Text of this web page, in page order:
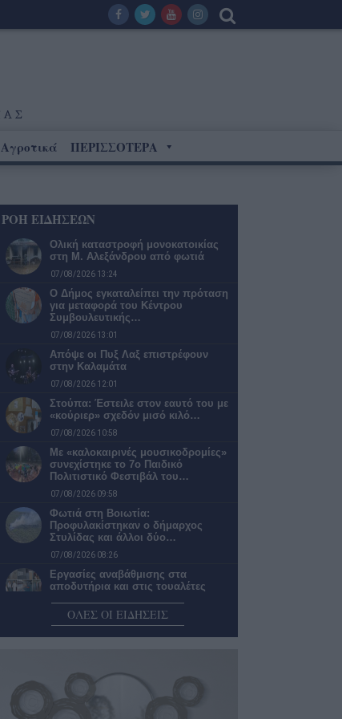
Αγροτικά ΠΕΡΙΣΣΟΤΕΡΑ
ΡΟΗ ΕΙΔΗΣΕΩΝ
Ολική καταστροφή μονοκατοικίας
στη Μ. Αλεξάνδρου από φωτιά
07/08/2026 13:24
Ο Δήμος εγκαταλείπει την πρόταση
για μεταφορά του Κέντρου
Συμβουλευτικής…
07/08/2026 13:01
Απόψε οι Πυξ Λαξ επιστρέφουν
στην Καλαμάτα
07/08/2026 12:01
Στούπα: Έστειλε στον εαυτό του με
«κούριερ» σχεδόν μισό κιλό…
07/08/2026 10:58
Με «καλοκαιρινές μουσικοδρομίες»
συνεχίστηκε το 7ο Παιδικό
Πολιτιστικό Φεστιβάλ του…
07/08/2026 09:58
Φωτιά στη Βοιωτία:
Προφυλακίστηκαν ο δήμαρχος
Στυλίδας και άλλοι δύο…
07/08/2026 08:26
Εργασίες αναβάθμισης στα
αποδυτήρια και στις τουαλέτες
07/08/2026 07:50
ΕΠΣ Μεσσηνίας: «Κλείνει» Μιχάλη
07/08/2026 07:30
Υψηλός κίνδυνος πυρκαγιάς για την
Περιφέρεια Πελοποννήσου σήμερα
ΟΛΕΣ ΟΙ ΕΙΔΗΣΕΙΣ